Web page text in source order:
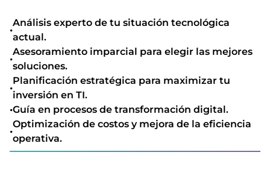
•
Análisis experto de tu situación tecnológica
actual.
•
Asesoramiento imparcial para elegir las mejores
soluciones.
•
Planificación estratégica para maximizar tu
inversión en TI.
•Guía en procesos de transformación digital.
•
Optimización de costos y mejora de la eficiencia
operativa.